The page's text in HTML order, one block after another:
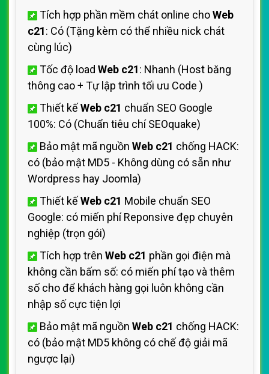
Tích hợp phần mềm chát online choWeb
c21: Có (Tặng kèm có thể nhiều nick chát
cùng lúc)
Tốc độ load Web c21: Nhanh (Host băng
thông cao + Tự lập trình tối ưu Code )
Thiết kếWeb c21 chuẩn SEO Google
100%: Có (Chuẩn tiêu chí SEOquake)
Bảo mật mã nguồn Web c21 chống HACK:
có (bảo mật MD5 - Không dùng có sẵn như
Wordpress hay Joomla)
Thiết kếWeb c21 Mobile chuẩn SEO
Google: có miến phíReponsive đẹp chuyên
nghiệp (trọn gói)
Tích hợp trên Web c21 phần gọi điện mà
không cần bấm số: có miến phí tạo và thêm
số chođể khách hàng gọi luôn không cần
nhập số cực tiện lợi
Bảo mật mã nguồn Web c21 chống HACK:
có (bảo mật MD5 không có chế độ giải mã
ngược lại)